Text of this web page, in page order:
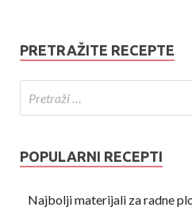
PRETRAŽITE RECEPTE
POPULARNI RECEPTI
Najbolji materijali za radne